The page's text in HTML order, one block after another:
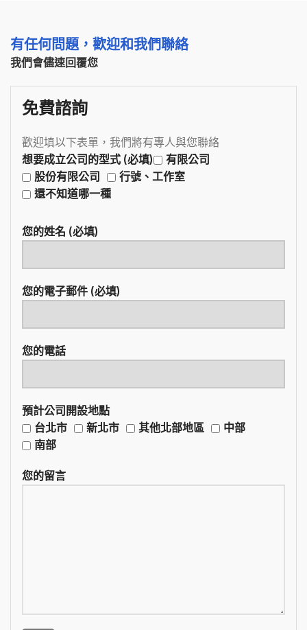
有任何問題，歡迎和我們聯絡
我們會儘速回覆您
免費諮詢
歡迎填以下表單，我們將有專人與您聯絡
想要成立公司的型式 (必填)
有限公司
股份有限公司
行號、工作室
還不知道哪一種
您的姓名 (必填)
您的電子郵件 (必填)
您的電話
預計公司開設地點
台北市
新北市 其他北部地區
中部
南部
您的留言